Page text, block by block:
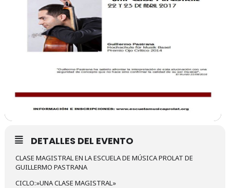
DETALLES DEL EVENTO
CLASE MAGISTRAL EN LA ESCUELA DE MÚSICA PROLAT DE
GUILLERMO PASTRANA
CICLO:»UNA CLASE MAGISTRAL»